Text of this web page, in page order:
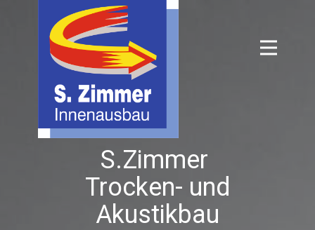
S.Zimmer
Trocken- und
Akustikbau